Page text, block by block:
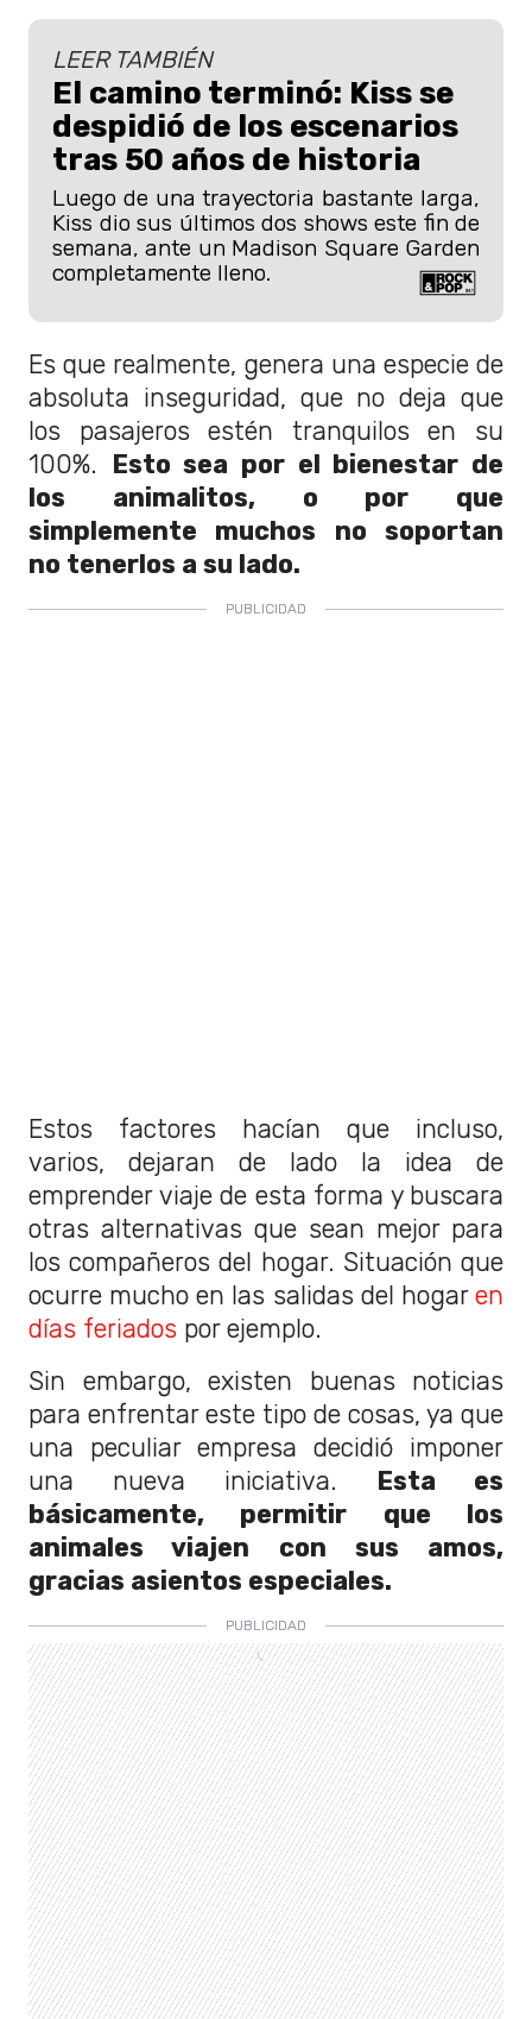
LEER TAMBIÉN
El camino terminó: Kiss se
despidió de los escenarios
tras 50 años de historia
Luego de una trayectoria bastante larga,
Kiss dio sus últimos dos shows este fin de
semana, ante un Madison Square Garden
completamente lleno.
Es que realmente, genera una especie de
absoluta inseguridad, que no deja que
los pasajeros estén tranquilos en su
100%. Esto sea por el bienestar de
los animalitos, o por que
simplemente muchos no soportan
no tenerlos a su lado.
Estos factores hacían que incluso,
varios, dejaran de lado la idea de
emprender viaje de esta forma y buscara
otras alternativas que sean mejor para
los compañeros del hogar. Situación que
ocurre mucho en las salidas del hogar en
días feriados por ejemplo.
Sin embargo, existen buenas noticias
para enfrentar este tipo de cosas, ya que
una peculiar empresa decidió imponer
una nueva iniciativa. Esta es
básicamente, permitir que los
animales viajen con sus amos,
gracias asientos especiales.